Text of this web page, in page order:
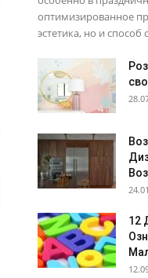
оптимизированное
эстетика, но и
12